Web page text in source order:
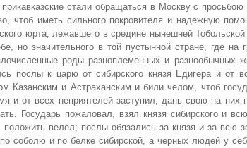
стали обращаться в Москву с
чтоб иметь сильного покровителя и надежную
юрта, лежавшего в средине нынешней Тобольской
но значительного в той пустынной стране, где на
роды разноплеменных и разнообычных
послы к царю от сибирского князя Едигера и от
Казанским и Астраханским и били челом, чтоб
и от всех неприятелей заступил, дань свою на них
Государь пожаловал, взял князя сибирского и
велел; послы обязались за князя и за всю
соболю и по белке сибирской, а черных людей у